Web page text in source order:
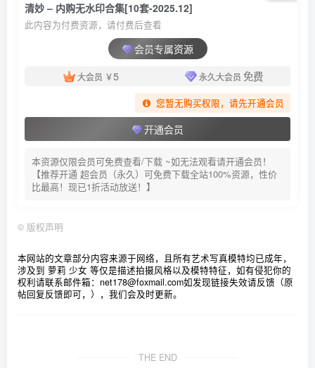
清妙 – 内购无水印合集[10套-2025.12]
此内容为付费资源，请付费后查看
会员专属资源
大会员 ￥5 永久大会员 免费
您暂无购买权限，请先开通会员
开通会员
本资源仅限会员可免费查看/下载 ~如无法观看请开通会员！
【推荐开通 超会员（永久）可免费下载全站100%资源，性价
比最高！现已1折活动放送！】
© 版权声明
本网站的文章部分内容来源于网络，且所有艺术写真模特均已成年，
涉及到 萝莉 少女 等仅是描述拍摄风格以及模特特征，如有侵犯你的
权利请联系邮件箱：net178@foxmail.com如发现链接失效请反馈（原
帖回复反馈即可，），我们会及时更新。
THE END